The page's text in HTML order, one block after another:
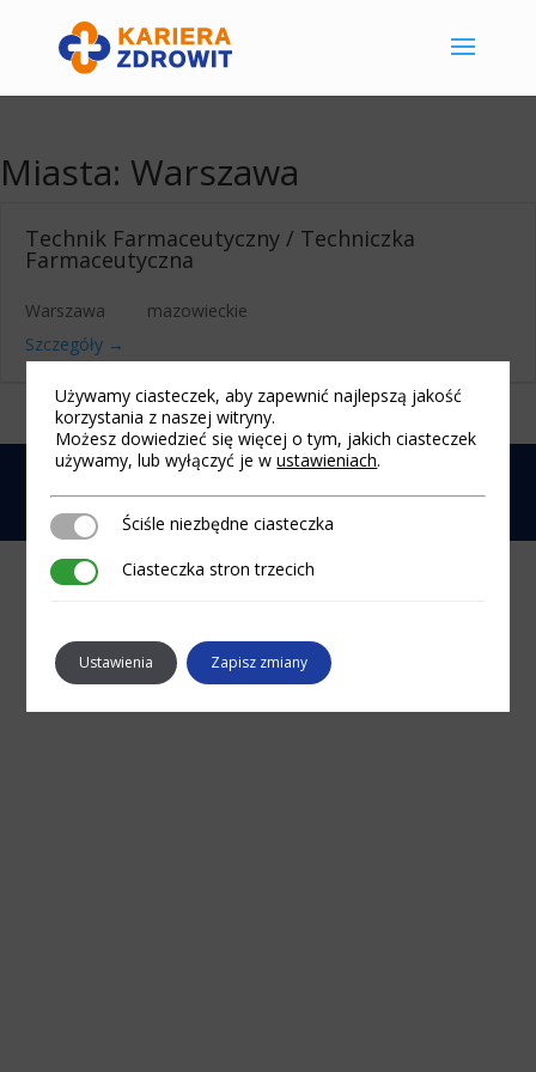
Miasta: Warszawa
Technik Farmaceutyczny / Techniczka
Farmaceutyczna
Warszawa
mazowieckie
Szczegóły
Używamy ciasteczek, aby zapewnić najlepszą jakość
korzystania z naszej witryny.
Możesz dowiedzieć się więcej o tym, jakich ciasteczek
używamy, lub wyłączyć je wustawieniach.
Ściśle niezbędne ciasteczka
Ściśle niezbędne ciasteczka
Ciasteczka stron trzecich
Ciasteczka stron trzecich
Ustawienia Zapisz zmiany